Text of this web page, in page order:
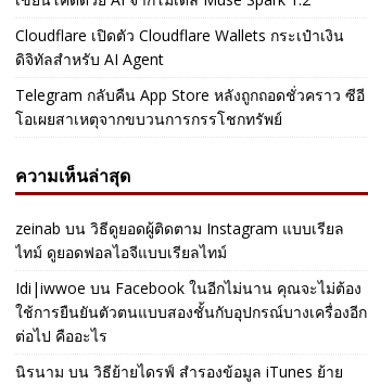
Cloudflare เปิดตัว Cloudflare Wallets กระเป๋าเงิน
ดิจิทัลสำหรับ AI Agent
Telegram กลับคืน App Store หลังถูกถอดชั่วคราว ซีอี
โอเผยสาเหตุจากขบวนการกรรโชกทรัพย์
ความเห็นล่าสุด
zeinab บน วิธีดูยอดผู้ติดตาม Instagram แบบเรียล
ไทม์ ดูยอดฟอลไอจีแบบเรียลไทม์
Idi|iwwoe บน Facebook ในอีกไม่นาน คุณจะไม่ต้อง
ใช้การยืนยันตัวตนแบบสองชั้นกับอุปกรณ์บางเครื่องอีก
ต่อไป คืออะไร
นิรนาม บน วิธีย้ายไดรฟ์ สำรองข้อมูล iTunes ย้าย